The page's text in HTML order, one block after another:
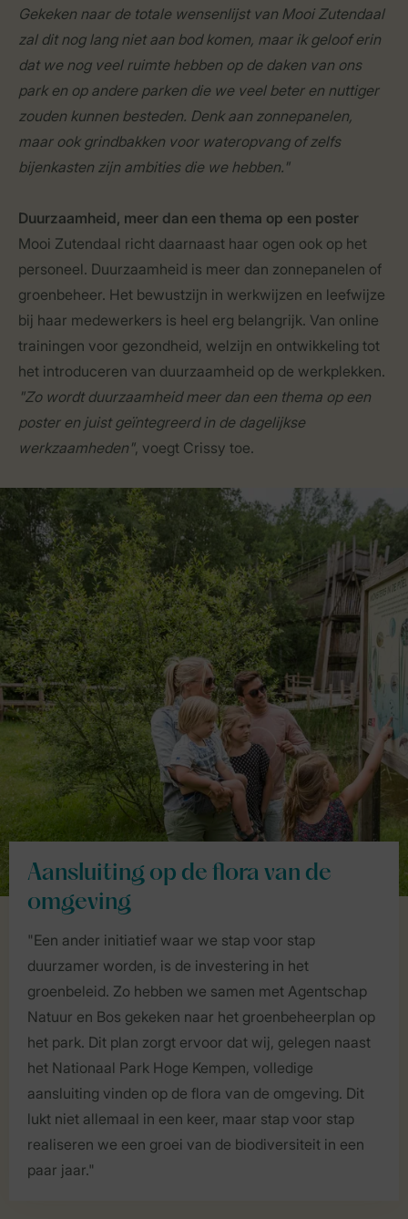
Gekeken naar de totale wensenlijst van Mooi Zutendaal
zal dit nog lang niet aan bod komen, maar ik geloof erin
dat we nog veel ruimte hebben op de daken van ons
park en op andere parken die we veel beter en nuttiger
zouden kunnen besteden. Denk aan zonnepanelen,
maar ook grindbakken voor wateropvang of zelfs
bijenkasten zijn ambities die we hebben."
Duurzaamheid, meer dan een thema op een poster
Mooi Zutendaal richt daarnaast haar ogen ook op het
personeel. Duurzaamheid is meer dan zonnepanelen of
groenbeheer. Het bewustzijn in werkwijzen en leefwijze
bij haar medewerkers is heel erg belangrijk. Van online
trainingen voor gezondheid, welzijn en ontwikkeling tot
het introduceren van duurzaamheid op de werkplekken.
"Zo wordt duurzaamheid meer dan een thema op een
poster en juist geïntegreerd in de dagelijkse
werkzaamheden", voegt Crissy toe.
Aansluiting op de flora van de
omgeving
"Een ander initiatief waar we stap voor stap
duurzamer worden, is de investering in het
groenbeleid. Zo hebben we samen met Agentschap
Natuur en Bos gekeken naar het groenbeheerplan op
het park. Dit plan zorgt ervoor dat wij, gelegen naast
het Nationaal Park Hoge Kempen, volledige
aansluiting vinden op de flora van de omgeving. Dit
lukt niet allemaal in een keer, maar stap voor stap
realiseren we een groei van de biodiversiteit in een
paar jaar."